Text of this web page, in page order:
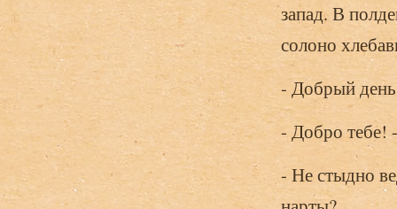
запад. В
солоно
- Добрый
- Добро тебе!
- Не стыдно